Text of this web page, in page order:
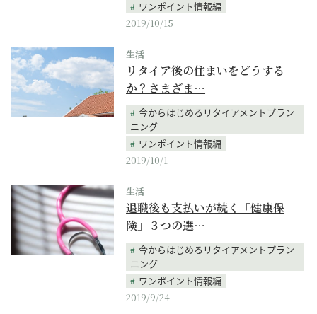
ワンポイント情報編
2019/10/15
生活
リタイア後の住まいをどうする
か？さまざま…
今からはじめるリタイアメントプラン
ニング
ワンポイント情報編
2019/10/1
生活
退職後も支払いが続く「健康保
険」３つの選…
今からはじめるリタイアメントプラン
ニング
ワンポイント情報編
2019/9/24